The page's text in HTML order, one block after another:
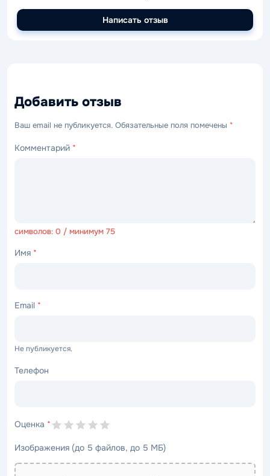
Написать отзыв
Добавить отзыв
Ваш email не публикуется. Обязательные поля помечены *
Комментарий *
символов: 0 / минимум 75
Имя *
Email *
Не публикуется.
Телефон
Оценка *
Изображения (до 5 файлов, до 5 МБ)